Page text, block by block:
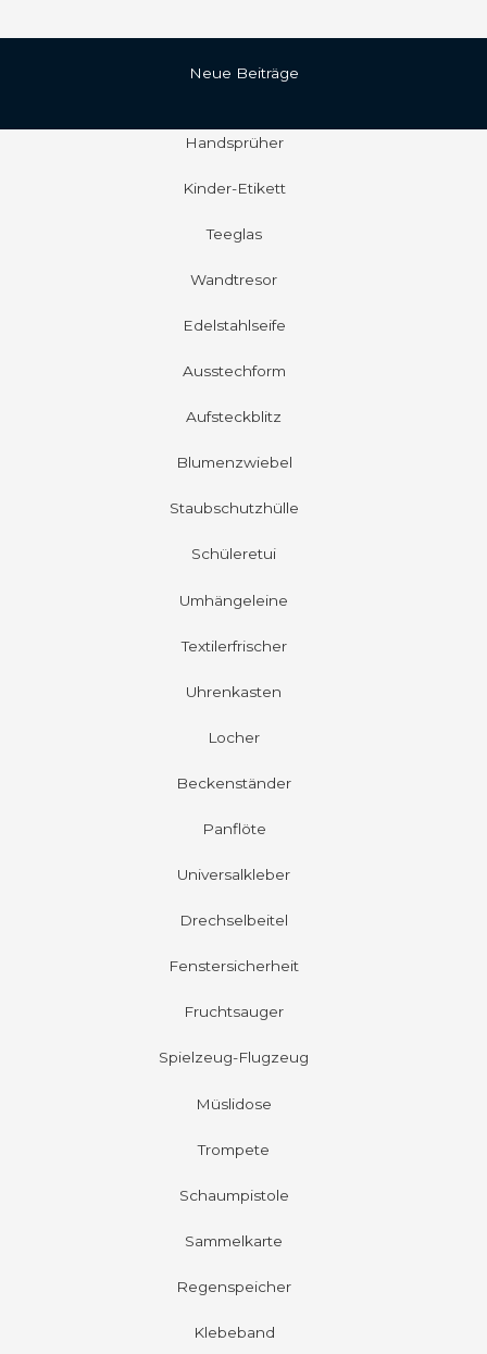
Neue Beiträge
Handsprüher
Kinder-Etikett
Teeglas
Wandtresor
Edelstahlseife
Ausstechform
Aufsteckblitz
Blumenzwiebel
Staubschutzhülle
Schüleretui
Umhängeleine
Textilerfrischer
Uhrenkasten
Locher
Beckenständer
Panflöte
Universalkleber
Drechselbeitel
Fenstersicherheit
Fruchtsauger
Spielzeug-Flugzeug
Müslidose
Trompete
Schaumpistole
Sammelkarte
Regenspeicher
Klebeband